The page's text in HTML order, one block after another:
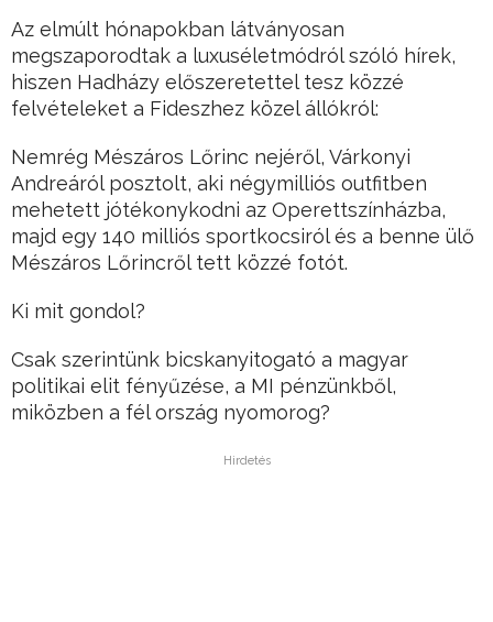
Az elmúlt hónapokban látványosan
megszaporodtak a luxuséletmódról szóló hírek,
hiszen Hadházy előszeretettel tesz közzé
felvételeket a Fideszhez közel állókról:
Nemrég Mészáros Lőrinc nejéről, Várkonyi
Andreáról posztolt, aki négymilliós outfitben
mehetett jótékonykodni az Operettszínházba,
majd egy 140 milliós sportkocsiról és a benne ülő
Mészáros Lőrincről tett közzé fotót.
Ki mit gondol?
Csak szerintünk bicskanyitogató a magyar
politikai elit fényűzése, a MI pénzünkből,
miközben a fél ország nyomorog?
Hirdetés